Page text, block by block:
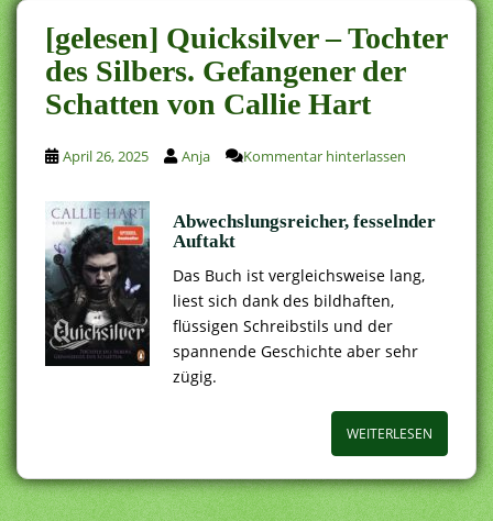
[gelesen] Quicksilver – Tochter
des Silbers. Gefangener der
Schatten von Callie Hart
April 26, 2025 Anja Kommentar hinterlassen
Abwechslungsreicher, fesselnder
Auftakt
Das Buch ist vergleichsweise lang,
liest sich dank des bildhaften,
flüssigen Schreibstils und der
spannende Geschichte aber sehr
zügig.
WEITERLESEN